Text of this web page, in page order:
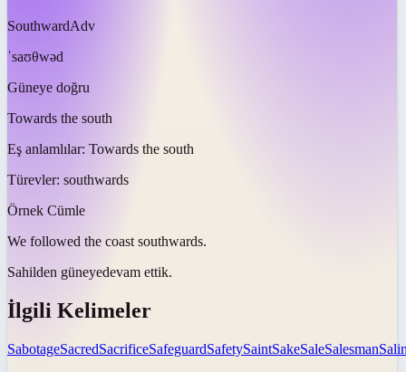
SouthwardAdv
ˈsaʊθwəd
Güneye doğru
Towards the south
Eş anlamlılar: Towards the south
Türevler: southwards
Örnek Cümle
We followed the coast southwards.
Sahilden güneyedevam ettik.
İlgili Kelimeler
SabotageSacredSacrificeSafeguardSafetySaintSakeSaleSalesman